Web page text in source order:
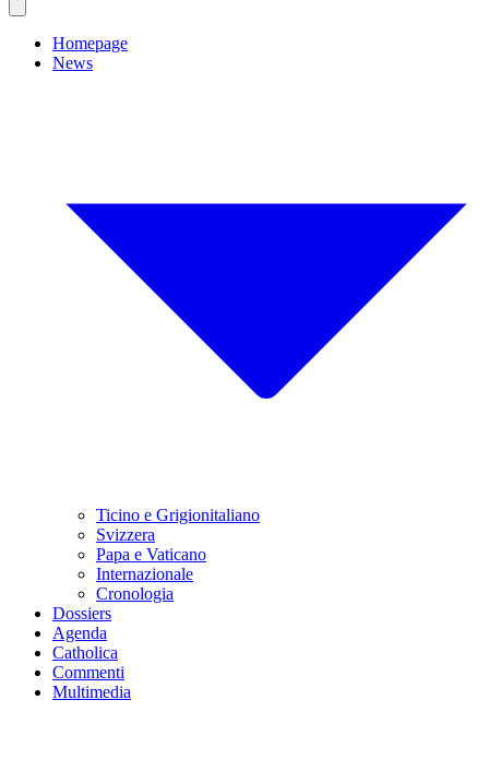
Homepage
News
Ticino e Grigionitaliano
Svizzera
Papa e Vaticano
Internazionale
Cronologia
Dossiers
Agenda
Catholica
Commenti
Multimedia